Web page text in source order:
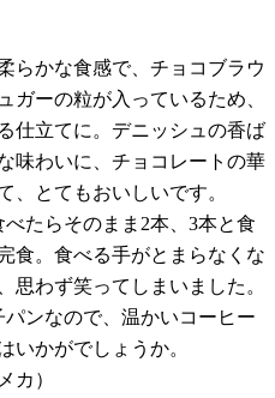
らかな食感で、チョコブラウ
ガーの粒が入っているため、
仕立てに。デニッシュの香ば
味わいに、チョコレートの華
、とてもおいしいです。
たらそのまま2本、3本と食
食。食べる手がとまらなくな
思わず笑ってしまいました。
ンなので、温かいコーヒー
いかがでしょうか。
カ）